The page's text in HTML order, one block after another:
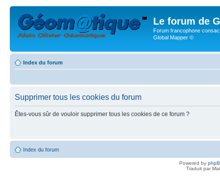
Le forum de
Forum francophone
Global Mapper ©
Index du forum
Supprimer tous les cookies du forum
Êtes-vous sûr de vouloir supprimer tous les cookies de ce forum ?
Index du forum
Powered by
Traduit par